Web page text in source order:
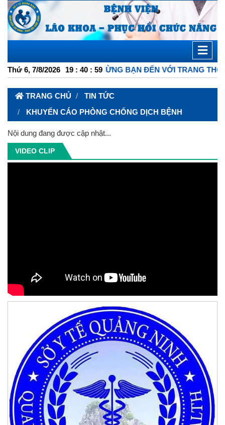
Thứ 6, 7/8/2026 19 : 41 : 00
CHÀO MỪNG BẠN ĐẾN VỚI TRANG THÔNG
TRANG CHỦ
TIN TỨC
KHUYẾN CÁO PHÒNG CHỐNG DỊCH BỆNH
Nội dung đang được cập nhật...
VIDEO CLIP